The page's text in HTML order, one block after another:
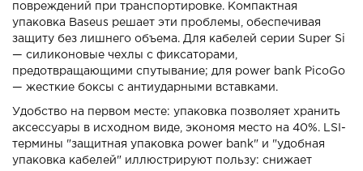
повреждений при транспортировке. Компактная
упаковка Baseus решает эти проблемы, обеспечивая
защиту без лишнего объема. Для кабелей серии Super Si
— силиконовые чехлы с фиксаторами,
предотвращающими спутывание; для power bank PicoGo
— жесткие боксы с антиударными вставками.
Удобство на первом месте: упаковка позволяет хранить
аксессуары в исходном виде, экономя место на 40%. LSI-
термины "защитная упаковка power bank" и "удобная
упаковка кабелей" иллюстрируют пользу: снижает